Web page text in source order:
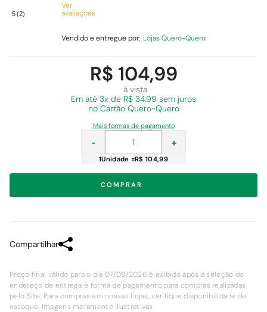
5(2)
Ver
avaliações
Vendido e entregue por: Lojas Quero-Quero
R$ 104,99
à vista
Em até 3x de R$ 34,99 sem juros
no Cartão Quero-Quero
Mais formas de pagamento
+
-
1Unidade =R$ 104,99
COMPRAR
Compartilhar
Preço final válido para o dia 07/08/2026 é exibido após a seleção do
endereço de entrega e forma de pagamento para compras realizadas
pelo Site. Para compras em nossas Lojas, verifique disponibilidade de
estoque. Imagens meramente ilustrativas